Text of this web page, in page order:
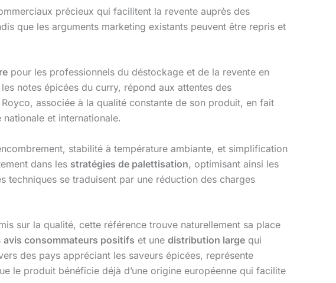
précieux qui facilitent la revente auprès des
que les arguments marketing existants peuvent être repris et
pour les professionnels du déstockage et de la revente en
notes épicées du curry, répond aux attentes des
associée à la qualité constante de son produit, en fait
et internationale.
stabilité à température ambiante, et simplification
dans les stratégies de palettisation, optimisant ainsi les
techniques se traduisent par une réduction des charges
sur la qualité, cette référence trouve naturellement sa place
avis consommateurs positifs et une distribution large qui
des pays appréciant les saveurs épicées, représente
le produit bénéficie déjà d’une origine européenne qui facilite